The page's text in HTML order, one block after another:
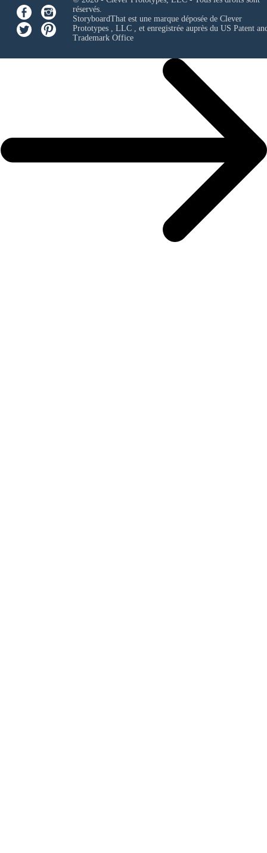
réservés.
StoryboardThat est une marque déposée de Clever
Prototypes , LLC, et enregistrée auprès du US Patent
Trademark Office